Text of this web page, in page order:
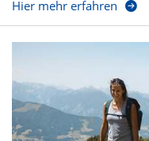
Hier mehr erfahren